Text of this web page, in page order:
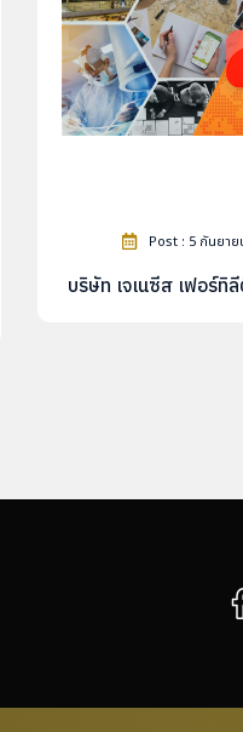
Post : 5 กันยาย
บริษัท เจเนซีส เฟอร์ทิ